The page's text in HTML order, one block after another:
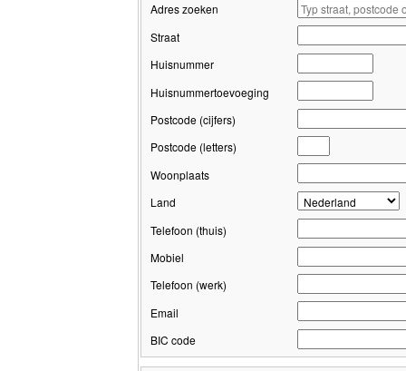
Adres zoeken
Straat
Huisnummer
Huisnummertoevoeging
Postcode (cijfers)
Postcode (letters)
Woonplaats
Land
Telefoon (thuis)
Mobiel
Telefoon (werk)
Email
BIC code